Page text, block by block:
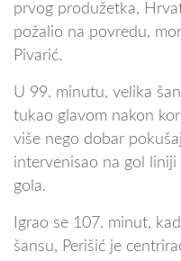
prvog produžetka,
požalio na povredu,
Pivarić.
U 99. minutu, velika
tukao glavom nakon
više nego dobar
intervenisao na gol
gola.
Igrao se 107. minut,
šansu, Perišić je